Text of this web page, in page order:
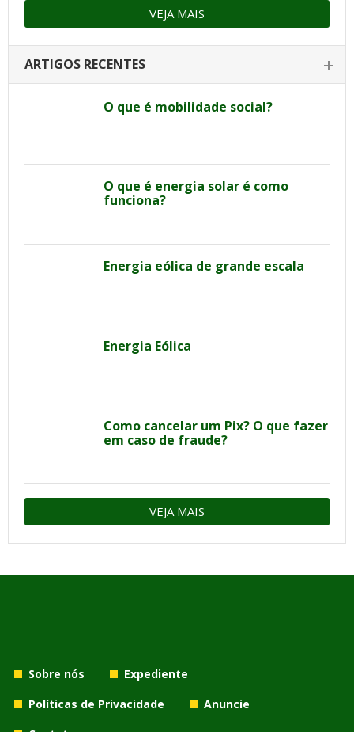
VEJA MAIS
ARTIGOS RECENTES
O que é mobilidade social?
O que é energia solar é como
funciona?
Energia eólica de grande escala
Energia Eólica
Como cancelar um Pix? O que fazer
em caso de fraude?
VEJA MAIS
Sobre nós
Expediente
Políticas de Privacidade
Anuncie